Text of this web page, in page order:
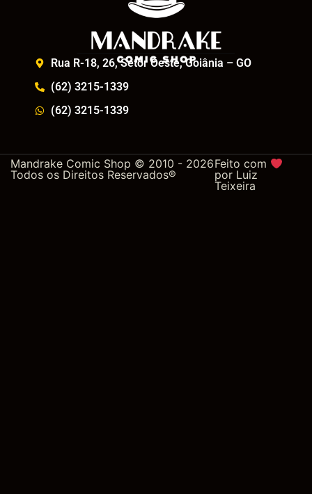
Rua R-18, 26, Setor Oeste, Goiânia – GO
(62) 3215-1339
(62) 3215-1339
Mandrake Comic Shop © 2010 - 2026
Todos os Direitos Reservados®
Feito com
por Luiz
Teixeira